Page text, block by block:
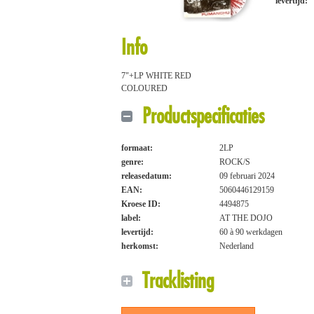
Info
7"+LP WHITE RED
COLOURED
Productspecificaties
formaat:
2LP
genre:
ROCK/S
releasedatum:
09 februari 2024
EAN:
5060446129159
Kroese ID:
4494875
label:
AT THE DOJO
levertijd:
60 à 90 werkdagen
herkomst:
Nederland
Tracklisting